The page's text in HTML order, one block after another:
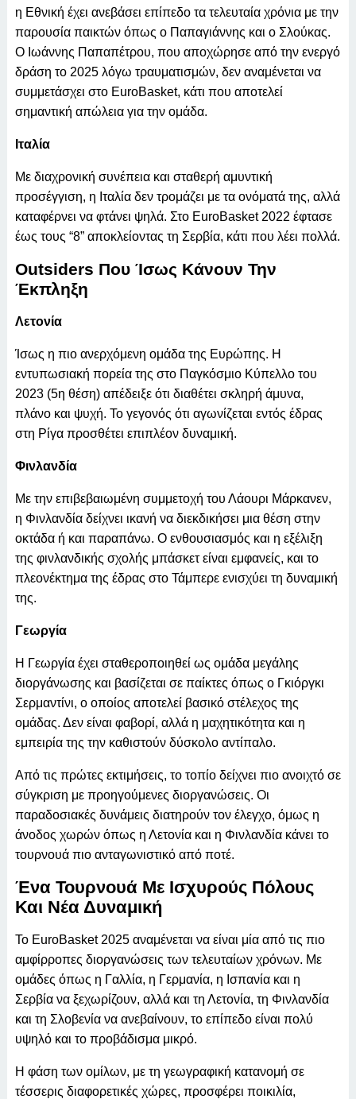
η Εθνική έχει ανεβάσει επίπεδο τα τελευταία χρόνια με την
παρουσία παικτών όπως ο Παπαγιάννης και ο Σλούκας.
Ο Ιωάννης Παπαπέτρου, που αποχώρησε από την ενεργό
δράση το 2025 λόγω τραυματισμών, δεν αναμένεται να
συμμετάσχει στο EuroBasket, κάτι που αποτελεί
σημαντική απώλεια για την ομάδα.
Ιταλία
Με διαχρονική συνέπεια και σταθερή αμυντική
προσέγγιση, η Ιταλία δεν τρομάζει με τα ονόματά της, αλλά
καταφέρνει να φτάνει ψηλά. Στο EuroBasket 2022 έφτασε
έως τους “8” αποκλείοντας τη Σερβία, κάτι που λέει πολλά.
Outsiders Που Ίσως Κάνουν Την
Έκπληξη
Λετονία
Ίσως η πιο ανερχόμενη ομάδα της Ευρώπης. Η
εντυπωσιακή πορεία της στο Παγκόσμιο Κύπελλο του
2023 (5η θέση) απέδειξε ότι διαθέτει σκληρή άμυνα,
πλάνο και ψυχή. Το γεγονός ότι αγωνίζεται εντός έδρας
στη Ρίγα προσθέτει επιπλέον δυναμική.
Φινλανδία
Με την επιβεβαιωμένη συμμετοχή του Λάουρι Μάρκανεν,
η Φινλανδία δείχνει ικανή να διεκδικήσει μια θέση στην
οκτάδα ή και παραπάνω. Ο ενθουσιασμός και η εξέλιξη
της φινλανδικής σχολής μπάσκετ είναι εμφανείς, και το
πλεονέκτημα της έδρας στο Τάμπερε ενισχύει τη δυναμική
της.
Γεωργία
Η Γεωργία έχει σταθεροποιηθεί ως ομάδα μεγάλης
διοργάνωσης και βασίζεται σε παίκτες όπως ο Γκιόργκι
Σερμαντίνι, ο οποίος αποτελεί βασικό στέλεχος της
ομάδας. Δεν είναι φαβορί, αλλά η μαχητικότητα και η
εμπειρία της την καθιστούν δύσκολο αντίπαλο.
Από τις πρώτες εκτιμήσεις, το τοπίο δείχνει πιο ανοιχτό σε
σύγκριση με προηγούμενες διοργανώσεις. Οι
παραδοσιακές δυνάμεις διατηρούν τον έλεγχο, όμως η
άνοδος χωρών όπως η Λετονία και η Φινλανδία κάνει το
τουρνουά πιο ανταγωνιστικό από ποτέ.
Ένα Τουρνουά Με Ισχυρούς Πόλους
Και Νέα Δυναμική
Το EuroBasket 2025 αναμένεται να είναι μία από τις πιο
αμφίρροπες διοργανώσεις των τελευταίων χρόνων. Με
ομάδες όπως η Γαλλία, η Γερμανία, η Ισπανία και η
Σερβία να ξεχωρίζουν, αλλά και τη Λετονία, τη Φινλανδία
και τη Σλοβενία να ανεβαίνουν, το επίπεδο είναι πολύ
υψηλό και το προβάδισμα μικρό.
Η φάση των ομίλων, με τη γεωγραφική κατανομή σε
τέσσερις διαφορετικές χώρες, προσφέρει ποικιλία,